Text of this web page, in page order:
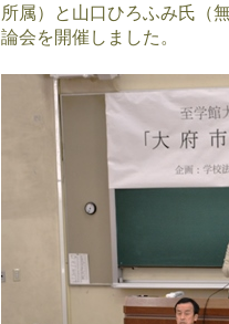
所属）と山口ひろふみ氏（
論会を開催しました。